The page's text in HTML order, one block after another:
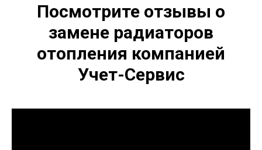
Посмотрите отзывы о
замене радиаторов
отопления компанией
Учет-Сервис